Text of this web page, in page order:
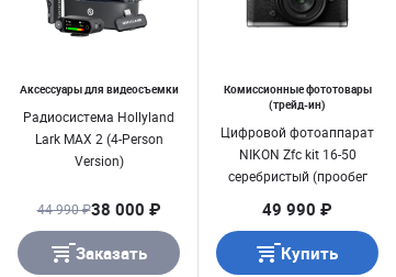
Аксессуары для видеосъемки
Радиосистема Hollyland
Lark MAX 2 (4-Person
Version)
44 990 ₽38 000 ₽
Заказать
Комиссионные фототовары
(трейд-ин)
Цифровой фотоаппарат
NIKON Zfc kit 16-50
серебристый (прообег
Б/ У
49 990 ₽
Купить